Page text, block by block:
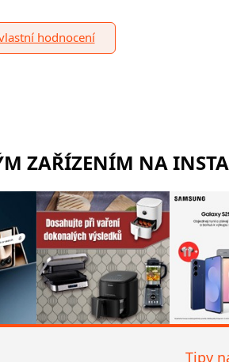
hodnocení
ZAŘÍZENÍM NA
Tipy